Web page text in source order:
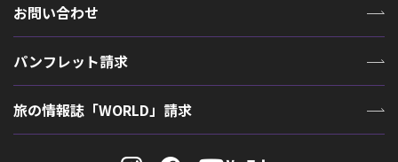
お問い合わせ
パンフレット請求
旅の情報誌「WORLD」請求